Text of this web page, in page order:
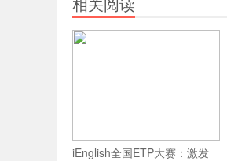
iEnglish全国ETP大赛：激发